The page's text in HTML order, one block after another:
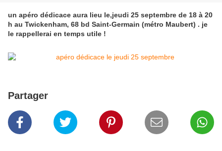
un apéro dédicace aura lieu le,jeudi 25 septembre de 18 à 20
h au Twickenham, 68 bd Saint-Germain (métro Maubert) . je
le rappellerai en temps utile !
Partager